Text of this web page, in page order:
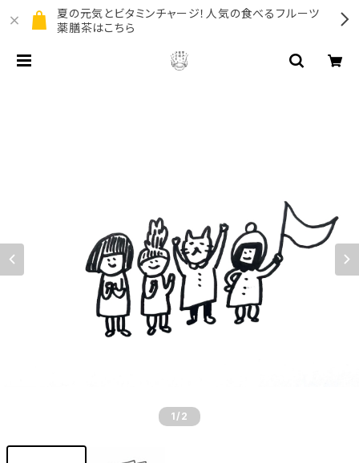
夏の元気とビタミンチャージ！人気の食べるフルーツ
薬膳茶はこちら
1 /2